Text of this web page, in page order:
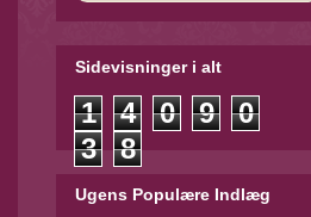
Sidevisninger i alt
1 4 0 9
0
3
8
Ugens Populære Indlæg